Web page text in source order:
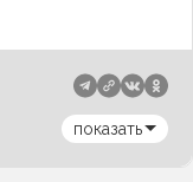
показать